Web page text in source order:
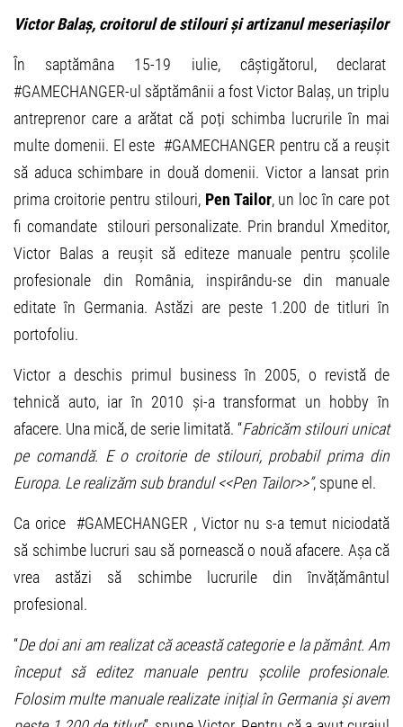
Victor Balaș, croitorul de stilouri și artizanul meseriașilor
În saptămâna 15-19 iulie, câștigătorul, declarat
#GAMECHANGER-ul săptămânii a fost Victor Balaș, un triplu
antreprenor care a arătat că poți schimba lucrurile în mai
multe domenii. El este #GAMECHANGER pentru că a reușit
să aduca schimbare in două domenii. Victor a lansat prin
prima croitorie pentru stilouri, Pen Tailor, un loc în care pot
fi comandate stilouri personalizate. Prin brandul Xmeditor,
Victor Balas a reușit să editeze manuale pentru școlile
profesionale din România, inspirându-se din manuale
editate în Germania. Astăzi are peste 1.200 de titluri în
portofoliu.
Victor a deschis primul business în 2005, o revistă de
tehnică auto, iar în 2010 și-a transformat un hobby în
afacere. Una mică, de serie limitată. “Fabricăm stilouri unicat
pe comandă. E o croitorie de stilouri, probabil prima din
Europa. Le realizăm sub brandul <<Pen Tailor>>”, spune el.
Ca orice #GAMECHANGER , Victor nu s-a temut niciodată
să schimbe lucruri sau să pornească o nouă afacere. Așa că
vrea astăzi să schimbe lucrurile din învățământul
profesional.
“De doi ani am realizat că această categorie e la pământ. Am
început să editez manuale pentru școlile profesionale.
Folosim multe manuale realizate inițial în Germania și avem